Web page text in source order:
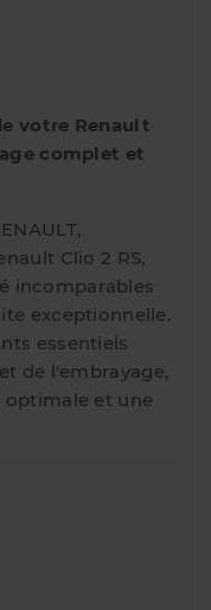
votre Renault
complet et
Clio 2 RS,
incomparables
exceptionnelle.
essentiels
de l'embrayage,
et une